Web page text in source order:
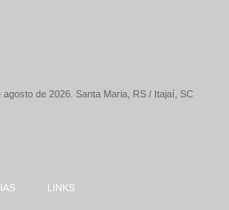
agosto de 2026. Santa Maria, RS / Itajaí, SC
LINKS